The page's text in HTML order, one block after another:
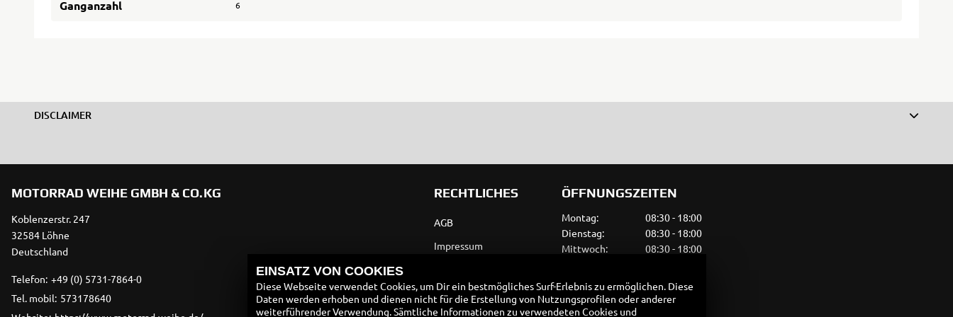
Ganganzahl 6
DISCLAIMER
MOTORRAD WEIHE GMBH & CO.KG
Koblenzerstr. 247
32584 Löhne
Deutschland
Telefon: +49 (0) 5731-7864-0
Tel. mobil: 573178640
RECHTLICHES
AGB
Impressum
Disclaimer
ÖFFNUNGSZEITEN
Montag:
08:30 - 18:00
Dienstag:
08:30 - 18:00
Mittwoch:
08:30 - 18:00
Freitag:
08:30 - 18:00
Samstag:
08:30 - 14:00
Sonntag:
EINSATZ VON COOKIES
Diese Webseite verwendet Cookies, um Dir ein bestmögliches Surf-Erlebnis zu ermöglichen. Diese
Daten werden erhoben und dienen nicht für die Erstellung von Nutzungsprofilen oder anderer
weiterführender Verwendung. Sämtliche Informationen zu verwendeten Cookies und